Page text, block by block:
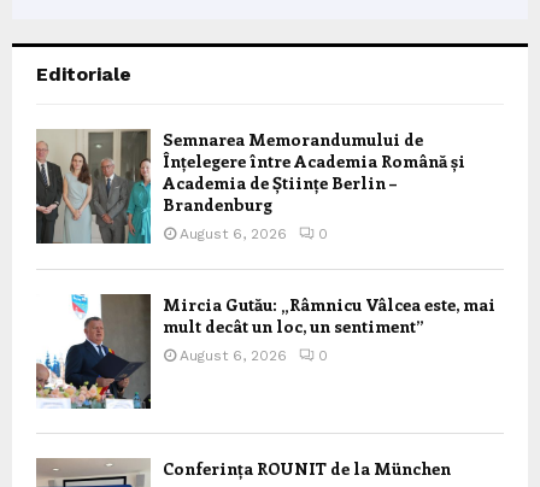
Editoriale
Semnarea Memorandumului de
Înțelegere între Academia Română și
Academia de Științe Berlin –
Brandenburg
August 6, 2026 0
Mircia Gutău: „Râmnicu Vâlcea este, mai
mult decât un loc, un sentiment”
August 6, 2026 0
Conferința ROUNIT de la München